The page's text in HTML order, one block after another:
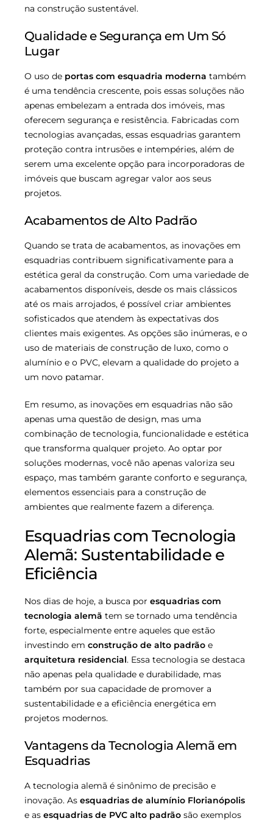
na construção sustentável.
Qualidade e Segurança em Um Só
Lugar
O uso de portas com esquadria moderna também
é uma tendência crescente, pois essas soluções não
apenas embelezam a entrada dos imóveis, mas
oferecem segurança e resistência. Fabricadas com
tecnologias avançadas, essas esquadrias garantem
proteção contra intrusões e intempéries, além de
serem uma excelente opção para incorporadoras de
imóveis que buscam agregar valor aos seus
projetos.
Acabamentos de Alto Padrão
Quando se trata de acabamentos, as inovações em
esquadrias contribuem significativamente para a
estética geral da construção. Com uma variedade de
acabamentos disponíveis, desde os mais clássicos
até os mais arrojados, é possível criar ambientes
sofisticados que atendem às expectativas dos
clientes mais exigentes. As opções são inúmeras, e o
uso de materiais de construção de luxo, como o
alumínio e o PVC, elevam a qualidade do projeto a
um novo patamar.
Em resumo, as inovações em esquadrias não são
apenas uma questão de design, mas uma
combinação de tecnologia, funcionalidade e estética
que transforma qualquer projeto. Ao optar por
soluções modernas, você não apenas valoriza seu
espaço, mas também garante conforto e segurança,
elementos essenciais para a construção de
ambientes que realmente fazem a diferença.
Esquadrias com Tecnologia
Alemã: Sustentabilidade e
Eficiência
Nos dias de hoje, a busca por esquadrias com
tecnologia alemã tem se tornado uma tendência
forte, especialmente entre aqueles que estão
investindo em construção de alto padrão e
arquitetura residencial. Essa tecnologia se destaca
não apenas pela qualidade e durabilidade, mas
também por sua capacidade de promover a
sustentabilidade e a eficiência energética em
projetos modernos.
Vantagens da Tecnologia Alemã em
Esquadrias
A tecnologia alemã é sinônimo de precisão e
inovação. As esquadrias de alumínio Florianópolis
e as esquadrias de PVC alto padrão são exemplos